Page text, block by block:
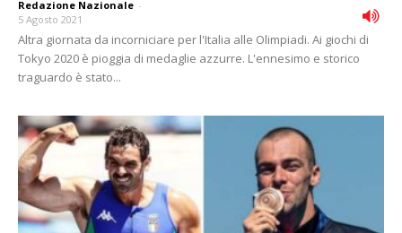
Redazione Nazionale -
5 Agosto 2021
Altra giornata da incorniciare per l'Italia alle Olimpiadi. Ai giochi di
Tokyo 2020 è pioggia di medaglie azzurre. L'ennesimo e storico
traguardo è stato...